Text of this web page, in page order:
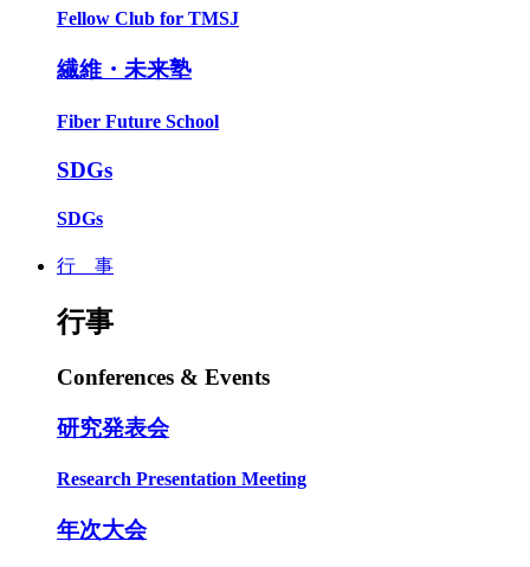
Fellow Club for TMSJ
繊維・未来塾
Fiber Future School
SDGs
SDGs
行 事
行事
Conferences & Events
研究発表会
Research Presentation Meeting
年次大会